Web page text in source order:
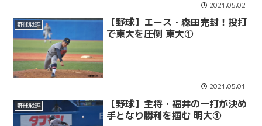
2021.05.02
野球戦評
【野球】エース・森田完封！投打
で東大を圧倒 東大①
2021.05.01
野球戦評
【野球】主将・福井の一打が決め
手となり勝利を掴む 明大①